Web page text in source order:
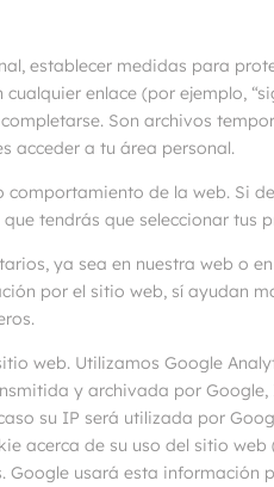
establecer medidas para
enlace (por ejemplo,
Son archivos
acceder a tu área personal.
de la web. Si
tendrás que seleccionar tus
ya sea en nuestra web o
por el sitio web, sí ayudan
web. Utilizamos Google
y archivada por
su IP será utilizada por
acerca de su uso del sitio
usará esta información